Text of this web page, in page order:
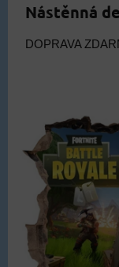
Nástěnná
DOPRAVA